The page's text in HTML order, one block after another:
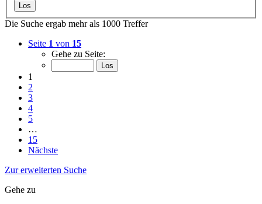
Die Suche ergab mehr als 1000 Treffer
Seite 1 von 15
Gehe zu Seite:
1
2
3
4
5
…
15
Nächste
Zur erweiterten Suche
Gehe zu